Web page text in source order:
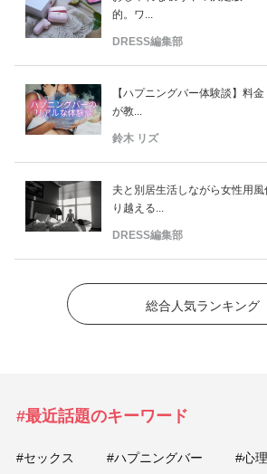
的。ワ...
DRESS編集部
【ハプニングバー体験談】料
が教...
鈴木 リズ
夫と別居生活しながら女性用
り越える...
DRESS編集部
総合人気ランキング
#最近話題のキーワード
#セックス #ハプニングバー #心